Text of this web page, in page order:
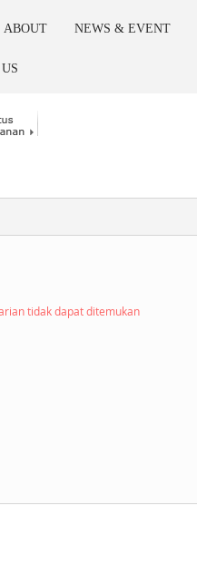
ABOUT NEWS & EVENT
tidak dapat ditemukan